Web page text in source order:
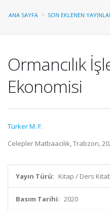
ANA SAYFA SON EKLENEN
Ormancılık
Ekonomisi
Türker M. F.
Celepler Matbaacılık, Trabzon,
Yayın Türü: Kitap / Ders
Basım Tarihi: 2020